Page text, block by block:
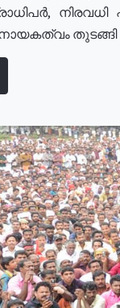
തുടങ്ങി